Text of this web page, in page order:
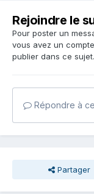
Rejoindre le
Pour poster un
vous avez un
publier dans ce sujet.
Répondre à
Partager